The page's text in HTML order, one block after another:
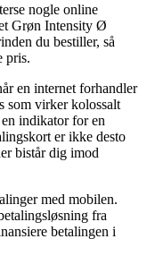
nogle online
Grøn Intensity Ø
du bestiller, så
pris.
en internet forhandler
som virker kolossalt
indikator for en
er ikke desto
bistår dig imod
med mobilen.
fra
betalingen i